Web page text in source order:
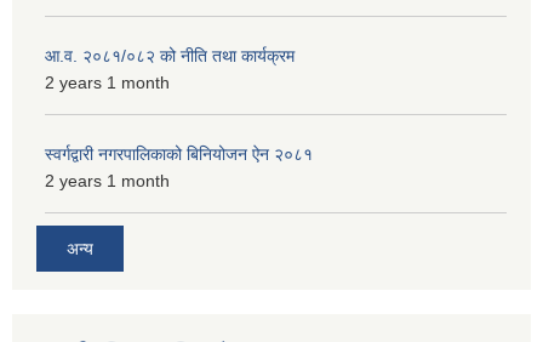
आ.व. २०८१/०८२ को नीति तथा कार्यक्रम
2 years 1 month
स्वर्गद्वारी नगरपालिकाको बिनियोजन ऐन २०८१
2 years 1 month
अन्य